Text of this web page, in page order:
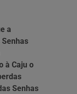
a
à Caju o
Senhas